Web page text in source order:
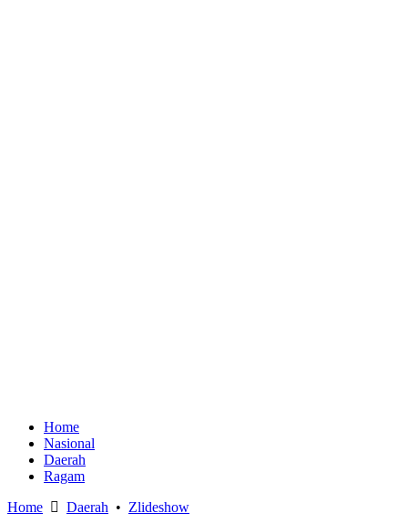
Home
Nasional
Daerah
Ragam
Home
Daerah • Zlideshow